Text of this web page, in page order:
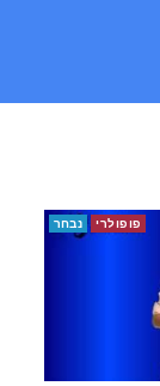
פופולרי נבחר